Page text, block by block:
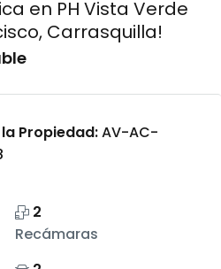
en PH Vista Verde
Carrasquilla!
la Propiedad:AV-AC-
2
Recámaras